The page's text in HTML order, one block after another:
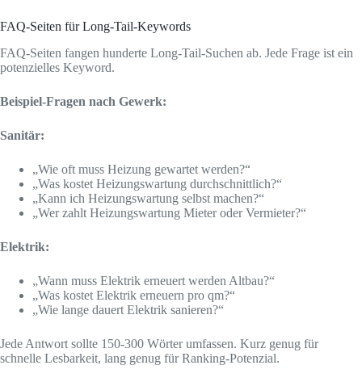
FAQ-Seiten für Long-Tail-Keywords
FAQ-Seiten fangen hunderte Long-Tail-Suchen ab. Jede Frage ist ein
potenzielles Keyword.
Beispiel-Fragen nach Gewerk:
Sanitär:
„Wie oft muss Heizung gewartet werden?“
„Was kostet Heizungswartung durchschnittlich?“
„Kann ich Heizungswartung selbst machen?“
„Wer zahlt Heizungswartung Mieter oder Vermieter?“
Elektrik:
„Wann muss Elektrik erneuert werden Altbau?“
„Was kostet Elektrik erneuern pro qm?“
„Wie lange dauert Elektrik sanieren?“
Jede Antwort sollte 150-300 Wörter umfassen. Kurz genug für
schnelle Lesbarkeit, lang genug für Ranking-Potenzial.